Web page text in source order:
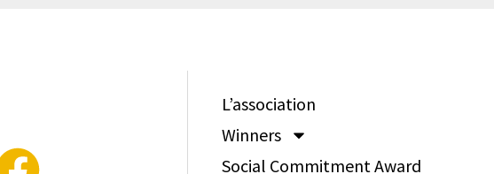
L’association
Winners
Social Commitment Award